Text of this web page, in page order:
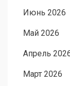
Июнь 2026
Май 2026
Апрель
Март 2026